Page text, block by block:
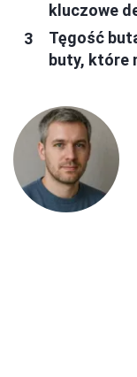
kluczowe
Tęgość
buty, które